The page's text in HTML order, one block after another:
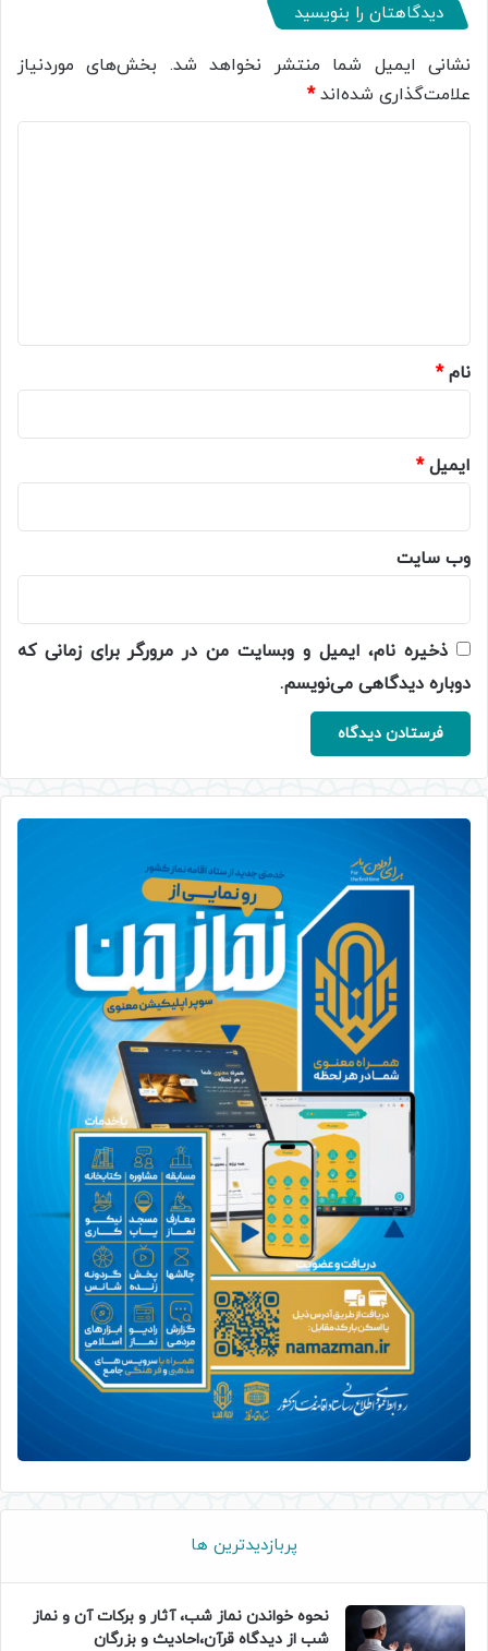
دیدگاهتان را بنویسید
نشانی ایمیل شما منتشر نخواهد شد. بخش‌های موردنیاز
علامت‌گذاری شده‌اند*
نام*
ایمیل*
وب‌ سایت
ذخیره نام، ایمیل و وبسایت من در مرورگر برای زمانی که
دوباره دیدگاهی می‌نویسم.
پربازدیدترین ها
نحوه خواندن نماز شب، آثار و برکات آن و نماز
شب از دیدگاه قرآن،احادیث و بزرگان